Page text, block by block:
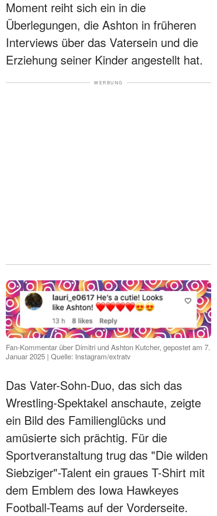
Moment reiht sich ein in die
Überlegungen, die Ashton in früheren
Interviews über das Vatersein und die
Erziehung seiner Kinder angestellt hat.
WERBUNG
Fan-Kommentar über Dimitri und Ashton Kutcher, gepostet am 7.
Januar 2025 | Quelle: Instagram/extratv
Das Vater-Sohn-Duo, das sich das
Wrestling-Spektakel anschaute, zeigte
ein Bild des Familienglücks und
amüsierte sich prächtig. Für die
Sportveranstaltung trug das "Die wilden
Siebziger"-Talent ein graues T-Shirt mit
dem Emblem des Iowa Hawkeyes
Football-Teams auf der Vorderseite.